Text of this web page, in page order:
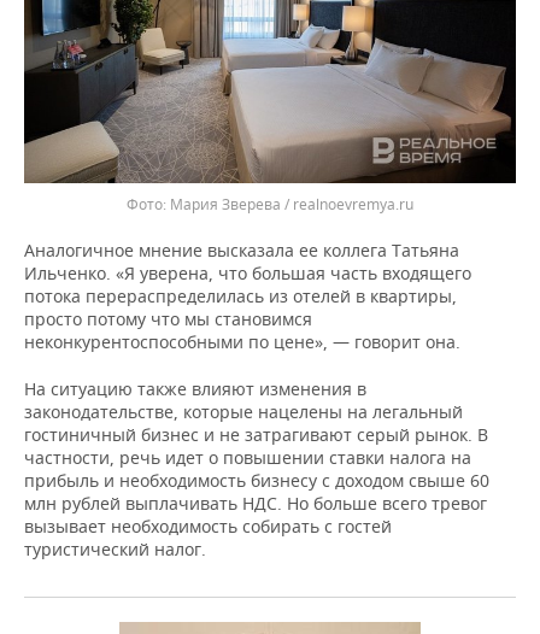
Мария Зверева / realnoevremya.ru
Аналогичное мнение высказала ее коллега Татьяна
Ильченко. «Я уверена, что большая часть входящего
потока перераспределилась из отелей в квартиры,
просто потому что мы становимся
неконкурентоспособными по цене», — говорит она.
На ситуацию также влияют изменения в
законодательстве, которые нацелены на легальный
гостиничный бизнес и не затрагивают серый рынок. В
частности, речь идет о повышении ставки налога на
прибыль и необходимость бизнесу с доходом свыше 60
млн рублей выплачивать НДС. Но больше всего тревог
вызывает необходимость собирать с гостей
туристический налог.